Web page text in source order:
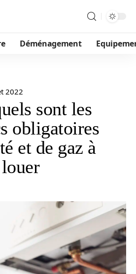
Déménagement
2022
sont les
obligatoires
et de gaz à